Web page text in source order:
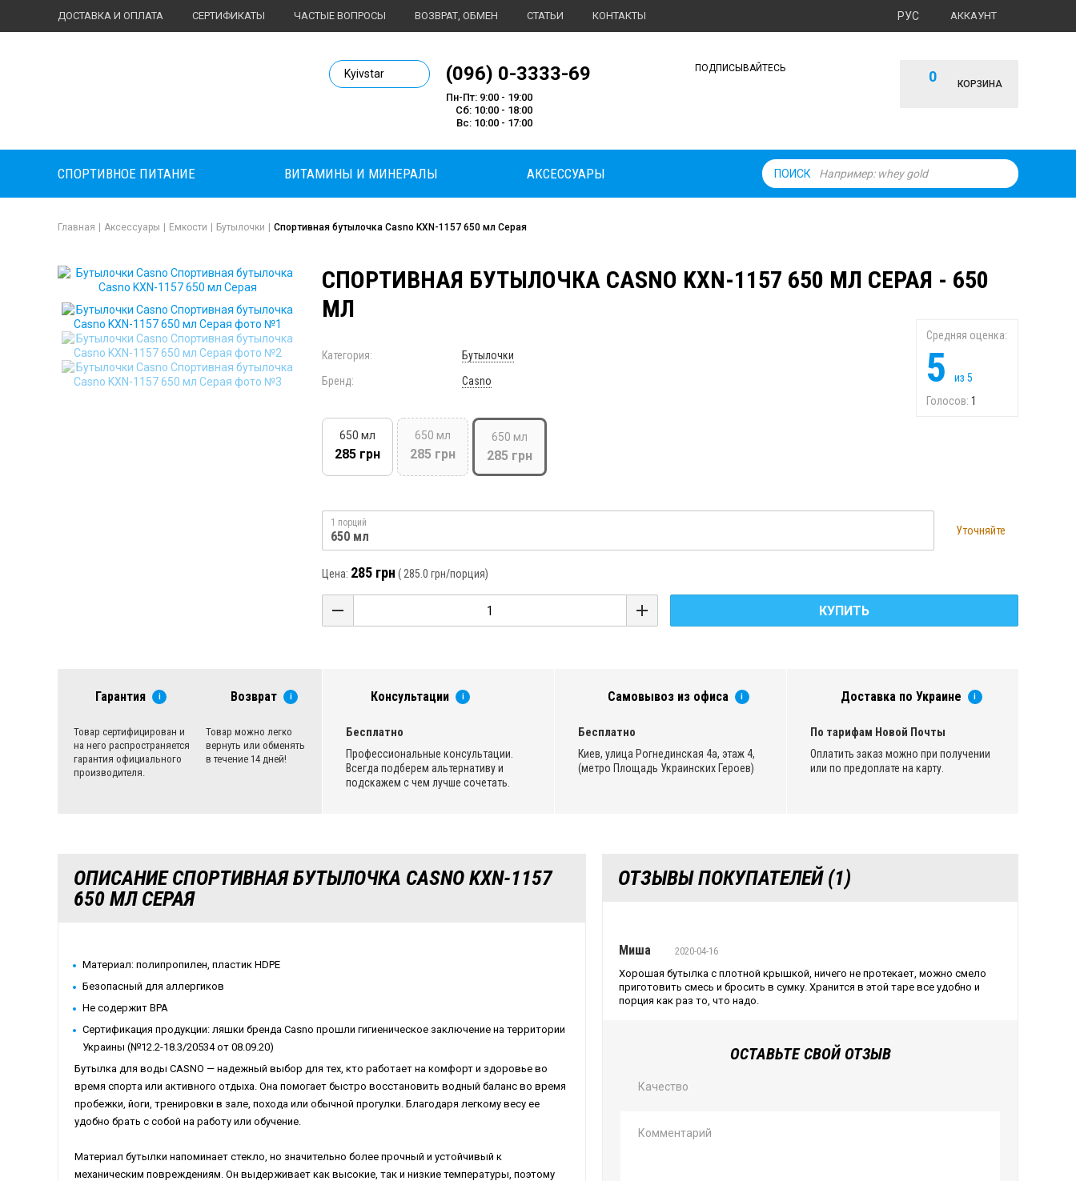
ДОСТАВКА И ОПЛАТА СЕРТИФИКАТЫ ЧАСТЫЕ ВОПРОСЫ ВОЗВРАТ, ОБМЕН СТАТЬИ КОНТАКТЫ АККАУНТ
РУС
Body Market №1 магазин спортивного питания
Kyivstar (096) 0-3333-69
Пн-Пт: 9:00 - 19:00
Сб: 10:00 - 18:00
Вс: 10:00 - 17:00
0 КОРЗИНА
ПОДПИСЫВАЙТЕСЬ
ПОИСК
СПОРТИВНОЕ ПИТАНИЕ ВИТАМИНЫ И МИНЕРАЛЫ АКСЕССУАРЫ
Главная Аксессуары Емкости Бутылочки Спортивная бутылочка Casno KXN-1157 650 мл Серая
СПОРТИВНАЯ БУТЫЛОЧКА CASNO KXN-1157 650 МЛ СЕРАЯ - 650
МЛ
Средняя оценка:
5 из 5
Голосов: 1
Категория:
Бутылочки
Бренд:
Casno
650 мл
285 грн
650 мл
285 грн
650 мл
285 грн
1 порций
650 мл Уточняйте
Цена: 285 грн ( 285.0 грн/порция)
КУПИТЬ
Гарантия i
Товар сертифицирован и
на него распространяется
гарантия официального
производителя.
Возврат i
Товар можно легко
вернуть или обменять
в течение 14 дней!
Консультации i
Бесплатно
Профессиональные консультации.
Всегда подберем альтернативу и
подскажем с чем лучше сочетать.
Самовывоз из офиса i
Бесплатно
Киев, улица Рогнединская 4а, этаж 4,
(метро Площадь Украинских Героев)
Доставка по Украине i
По тарифам Новой Почты
Оплатить заказ можно при получении
или по предоплате на карту.
ОПИСАНИЕ СПОРТИВНАЯ БУТЫЛОЧКА CASNO KXN-1157
650 МЛ СЕРАЯ
Материал: полипропилен, пластик HDPE
Безопасный для аллергиков
Не содержит BPA
Сертификация продукции: ляшки бренда Casno прошли гигиеническое заключение на территории
Украины (№12.2-18.3/20534 от 08.09.20)
Бутылка для воды CASNO — надежный выбор для тех, кто работает на комфорт и здоровье во
время спорта или активного отдыха. Она помогает быстро восстановить водный баланс во время
пробежки, йоги, тренировки в зале, похода или обычной прогулки. Благодаря легкому весу ее
удобно брать с собой на работу или обучение.
Материал бутылки напоминает стекло, но значительно более прочный и устойчивый к
механическим повреждениям. Он выдерживает как высокие, так и низкие температуры, поэтому
ОТЗЫВЫ ПОКУПАТЕЛЕЙ (1)
Миша
2020-04-16
Хорошая бутылка с плотной крышкой, ничего не протекает, можно смело
приготовить смесь и бросить в сумку. Хранится в этой таре все удобно и
порция как раз то, что надо.
ОСТАВЬТЕ СВОЙ ОТЗЫВ
Качество